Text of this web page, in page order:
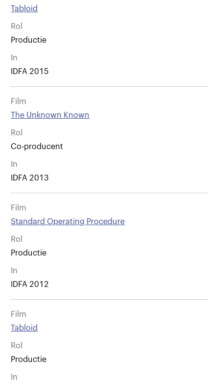
Tabloid
Rol
Productie
In
IDFA 2015
Film
The Unknown Known
Rol
Co-producent
In
IDFA 2013
Film
Standard Operating Procedure
Rol
Productie
In
IDFA 2012
Film
Tabloid
Rol
Productie
In